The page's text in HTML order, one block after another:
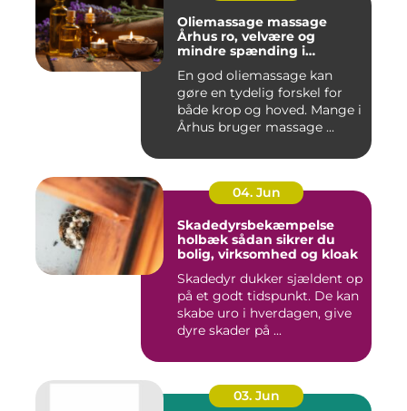
Oliemassage massage
Århus ro, velvære og
mindre spænding i
En god oliemassage kan
gøre en tydelig forskel for
både krop og hoved. Mange i
Århus bruger massage ...
04. Jun
Skadedyrsbekæmpelse
holbæk sådan sikrer du
bolig, virksomhed og kloak
Skadedyr dukker sjældent op
på et godt tidspunkt. De kan
skabe uro i hverdagen, give
dyre skader på ...
03. Jun